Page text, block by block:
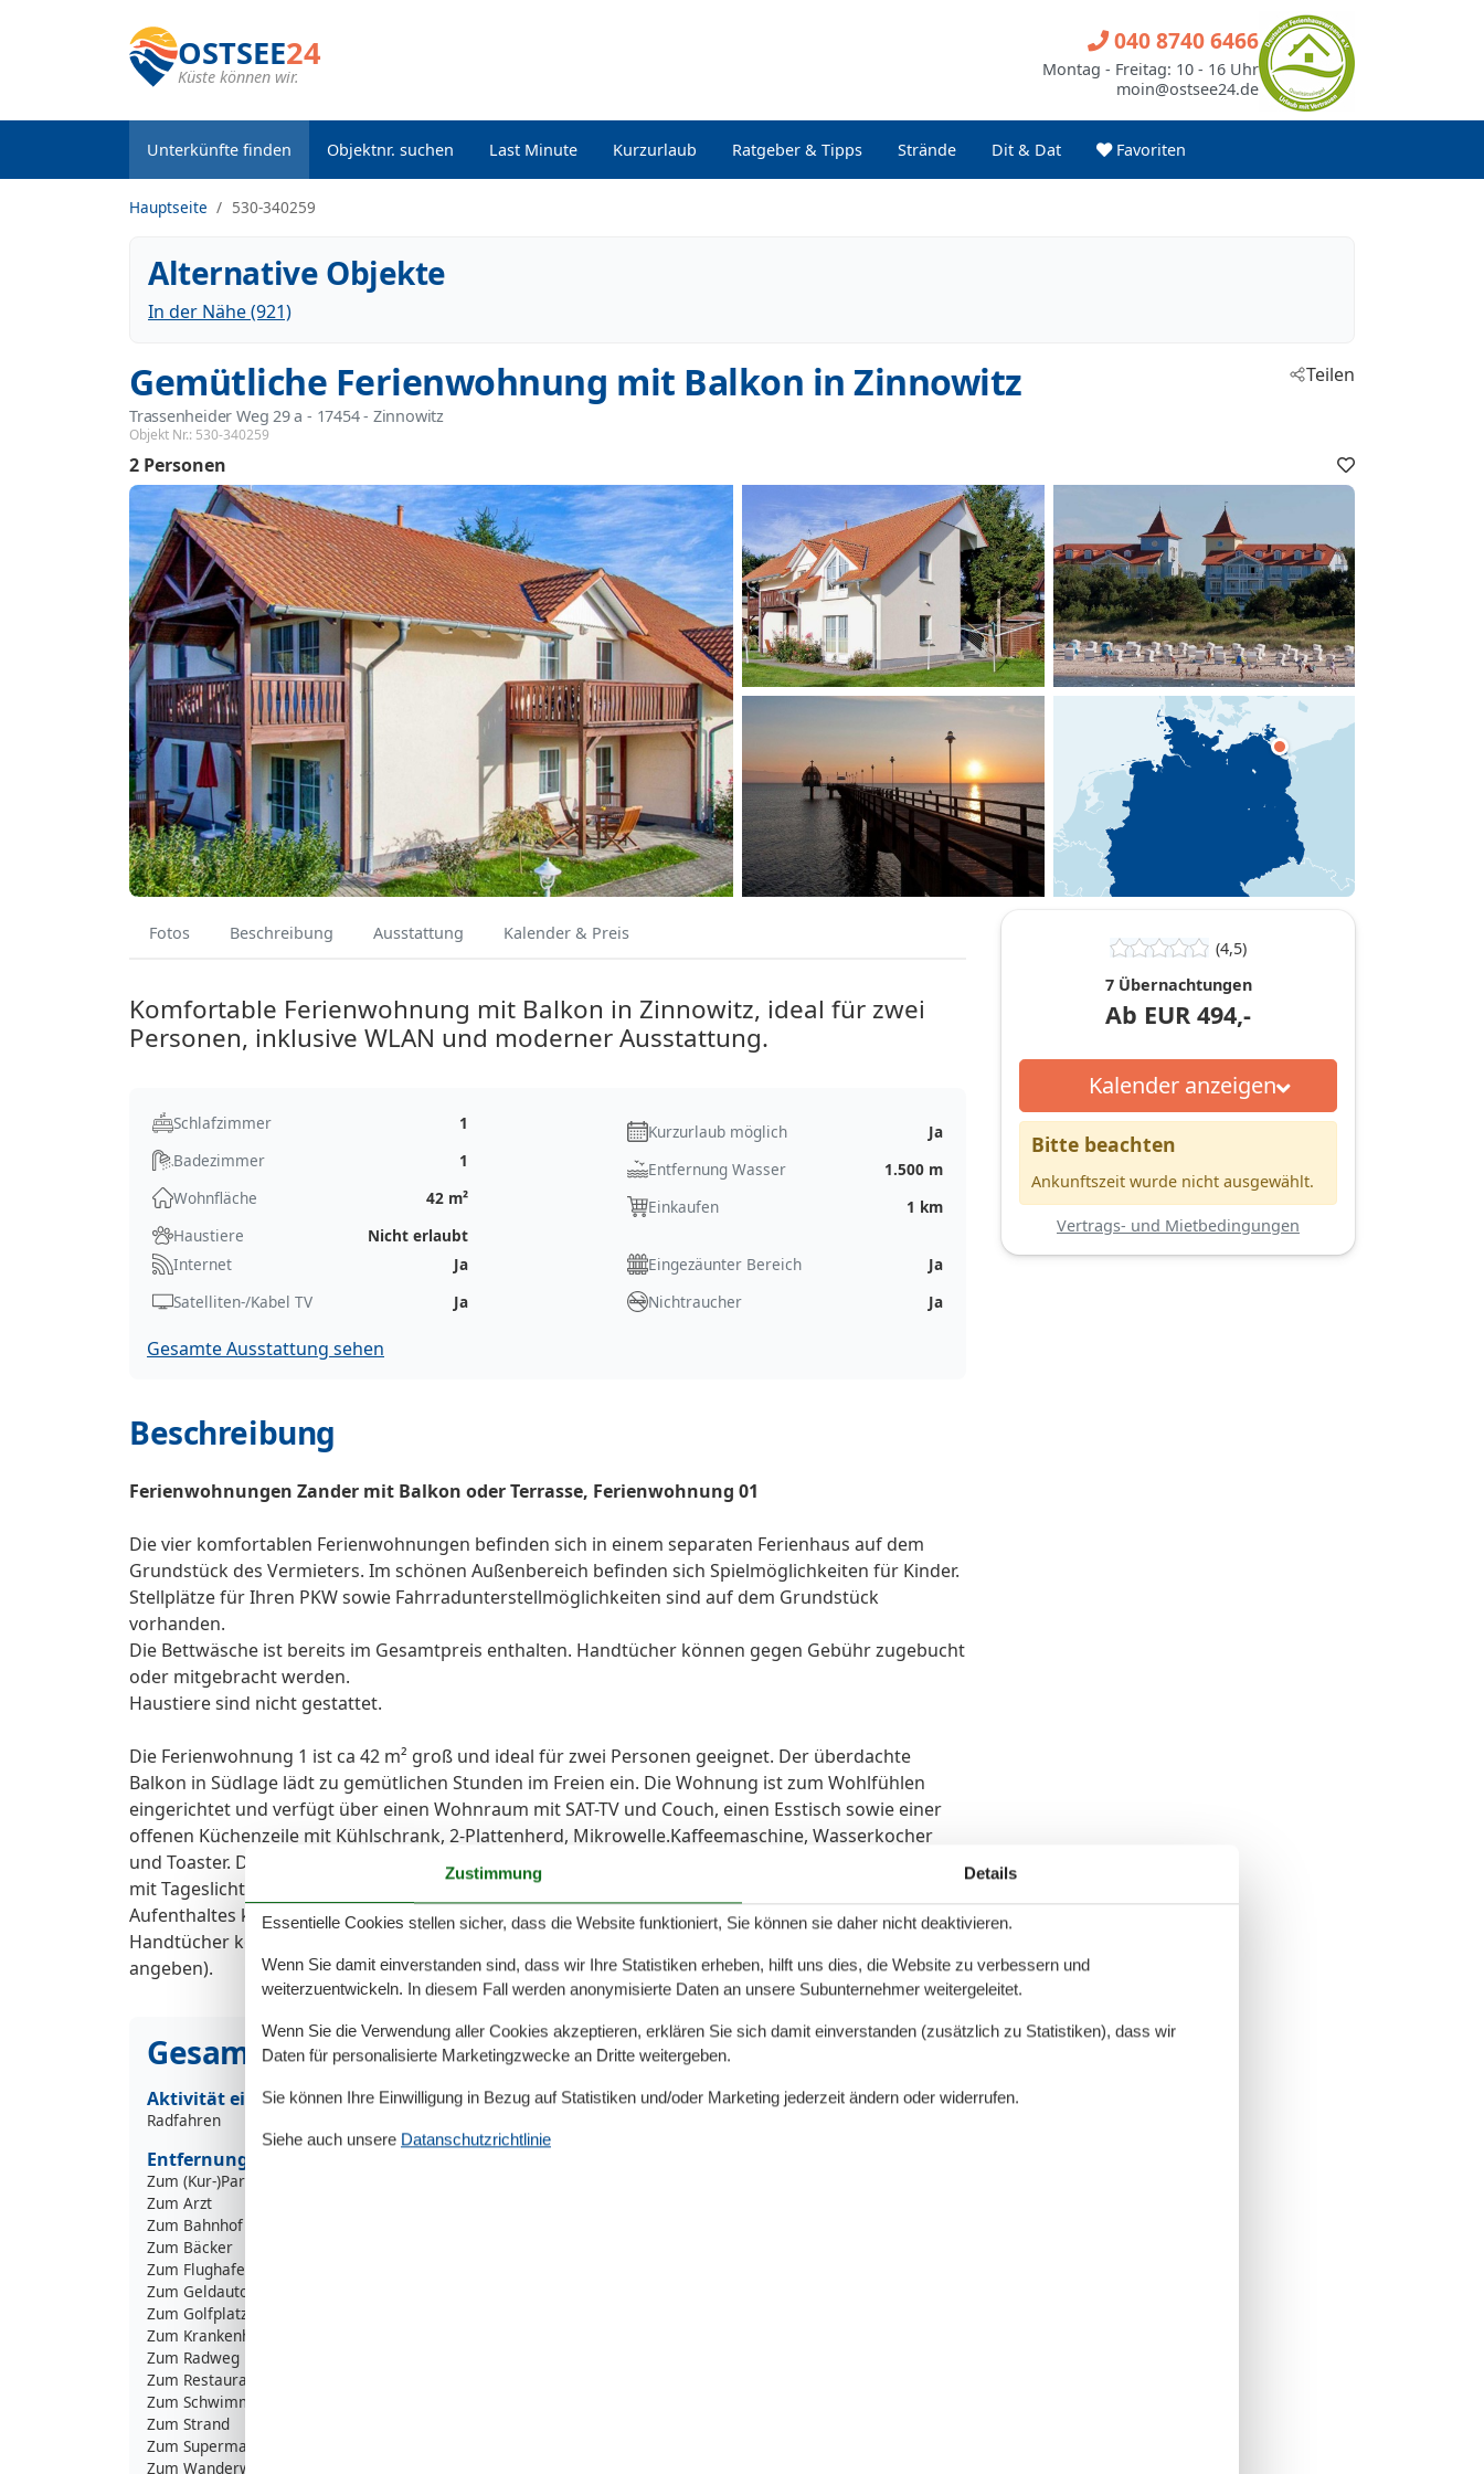
OSTSEE24
Küste können wir.
Unterkünfte finden Objektnr. suchen Last Minute Kurzurlaub Ratgeber & Tipps Strände Dit & Dat Favoriten
040 8740 6466
Montag - Freitag: 10 - 16 Uhr
moin@ostsee24.de
Hauptseite 530-340259
Alternative Objekte
In der Nähe (921)
Gemütliche Ferienwohnung mit Balkon in Zinnowitz
Trassenheider Weg 29 a - 17454 - Zinnowitz
Objekt Nr.: 530-340259
Teilen
2 Personen
Fotos Beschreibung Ausstattung Kalender & Preis
Komfortable Ferienwohnung mit Balkon in Zinnowitz, ideal für zwei
Personen, inklusive WLAN und moderner Ausstattung.
Schlafzimmer
1
Badezimmer
1
Wohnfläche
42 m²
Haustiere
Nicht erlaubt
Kurzurlaub möglich
Ja
Entfernung Wasser
1.500 m
Einkaufen
1 km
Internet
Ja
Satelliten-/Kabel TV
Ja
Eingezäunter Bereich
Ja
Nichtraucher
Ja
Gesamte Ausstattung sehen
Beschreibung
Ferienwohnungen Zander mit Balkon oder Terrasse, Ferienwohnung 01
Die vier komfortablen Ferienwohnungen befinden sich in einem separaten Ferienhaus auf dem
Grundstück des Vermieters. Im schönen Außenbereich befinden sich Spielmöglichkeiten für Kinder.
Stellplätze für Ihren PKW sowie Fahrradunterstellmöglichkeiten sind auf dem Grundstück
vorhanden.
Die Bettwäsche ist bereits im Gesamtpreis enthalten. Handtücher können gegen Gebühr zugebucht
oder mitgebracht werden.
Haustiere sind nicht gestattet.
Die Ferienwohnung 1 ist ca 42 m² groß und ideal für zwei Personen geeignet. Der überdachte
Balkon in Südlage lädt zu gemütlichen Stunden im Freien ein. Die Wohnung ist zum Wohlfühlen
eingerichtet und verfügt über einen Wohnraum mit SAT-TV und Couch, einen Esstisch sowie einer
offenen Küchenzeile mit Kühlschrank, 2-Plattenherd, Mikrowelle.Kaffeemaschine, Wasserkocher
und Toaster. Das gemütliche Schlafzimmer ist mit einem Doppelbett ausgestattet. Das Badezimmer
mit Tageslicht verfügt über Dusche/WC und Haartrockner. WLAN steht Ihnen während des
Aufenthaltes kostenfrei zur Verfügung. Die Bettwäsche ist im Gesamtpreis bereits enthalten.
Handtücher können gegen Gebühr zugebucht oder selbst mitgebracht werden(bitte bei Buchung
angeben).
Gesamte Ausstattung
Aktivität einrichtungen
Radfahren
Entfernungen
Zum (Kur-)Park/Wald
Zum Arzt
Zum Bahnhof
Zum Bäcker
Zum Flughafen
Zum Geldautomaten/Bank
Zum Golfplatz
Zum Krankenhaus/Klinik
Zum Radweg
Zum Restaurant
Zum Schwimm-/Spaßbad
Zum Strand
Zum Supermarkt
Zum Wanderweg
Serviceeinrichtungen
(4,5)
7 Übernachtungen
Ab EUR 494,-
Kalender anzeigen
Bitte beachten
Ankunftszeit wurde nicht ausgewählt.
Vertrags- und Mietbedingungen
Zustimmung Details
Essentielle Cookies stellen sicher, dass die Website funktioniert, Sie können sie daher nicht deaktivieren.
Wenn Sie damit einverstanden sind, dass wir Ihre Statistiken erheben, hilft uns dies, die Website zu verbessern und
weiterzuentwickeln. In diesem Fall werden anonymisierte Daten an unsere Subunternehmer weitergeleitet.
Wenn Sie die Verwendung aller Cookies akzeptieren, erklären Sie sich damit einverstanden (zusätzlich zu Statistiken), dass wir
Daten für personalisierte Marketingzwecke an Dritte weitergeben.
Sie können Ihre Einwilligung in Bezug auf Statistiken und/oder Marketing jederzeit ändern oder widerrufen.
Siehe auch unsere Datanschutzrichtlinie